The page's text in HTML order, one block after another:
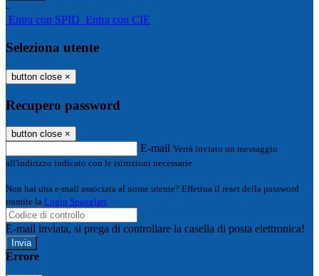
-
Entra con SPID Entra con CIE
Seleziona utente
button close ×
Recupero password
button close ×
E-mail Verrà inviato un messaggio
all'indirizzo indicato con le istruzioni necessarie.
Non hai una e-mail associata al nome utente? Effettua il reset della password
tramite la Login Spaggiari
E-mail inviata, si prega di controllare la casella di posta elettronica!
Errore